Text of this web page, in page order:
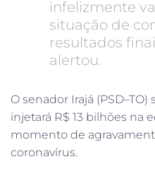
infelizmente
situação de
resultados
alertou.
O senador Irajá
injetará R$ 13 bilhões na
momento de
coronavírus.